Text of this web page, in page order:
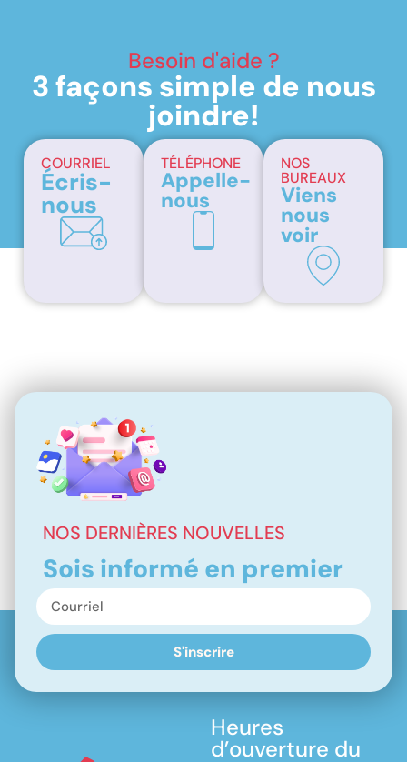
Besoin d'aide ?
3 façons simple de nous
joindre!
COURRIEL
Écris-
nous
TÉLÉPHONE
Appelle-
nous
NOS
BUREAUX
Viens
nous
voir
NOS DERNIÈRES NOUVELLES
Sois informé en premier
S'inscrire
Heures
d’ouverture du